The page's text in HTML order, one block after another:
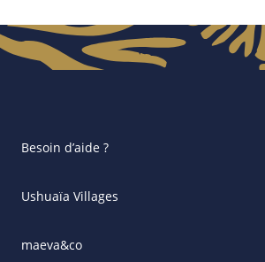
Besoin d’aide ?
Ushuaïa Villages
maeva&co